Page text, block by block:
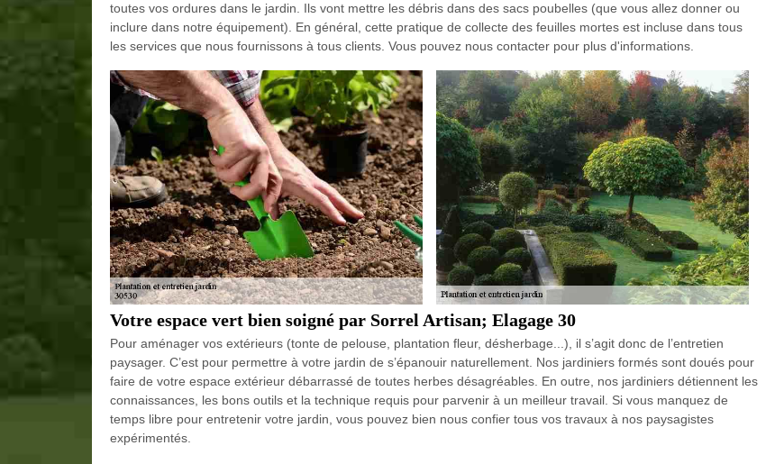
toutes vos ordures dans le jardin. Ils vont mettre les débris dans des sacs poubelles (que vous allez donner ou
inclure dans notre équipement). En général, cette pratique de collecte des feuilles mortes est incluse dans tous
les services que nous fournissons à tous clients. Vous pouvez nous contacter pour plus d'informations.
Votre espace vert bien soigné par Sorrel Artisan; Elagage 30
Pour aménager vos extérieurs (tonte de pelouse, plantation fleur, désherbage...), il s’agit donc de l’entretien
paysager. C’est pour permettre à votre jardin de s’épanouir naturellement. Nos jardiniers formés sont doués pour
faire de votre espace extérieur débarrassé de toutes herbes désagréables. En outre, nos jardiniers détiennent les
connaissances, les bons outils et la technique requis pour parvenir à un meilleur travail. Si vous manquez de
temps libre pour entretenir votre jardin, vous pouvez bien nous confier tous vos travaux à nos paysagistes
expérimentés.